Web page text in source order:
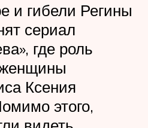
и гибели Регины
сериал
где роль
Ксения
этого,